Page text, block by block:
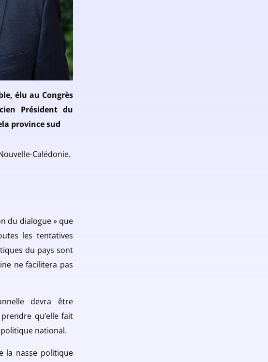
élu au Congrès
Président du
la province sud
Calédonie.
du dialogue » que
les tentatives
du pays sont
ne facilitera pas
devra être
qu’elle fait
politique national.
la nasse politique